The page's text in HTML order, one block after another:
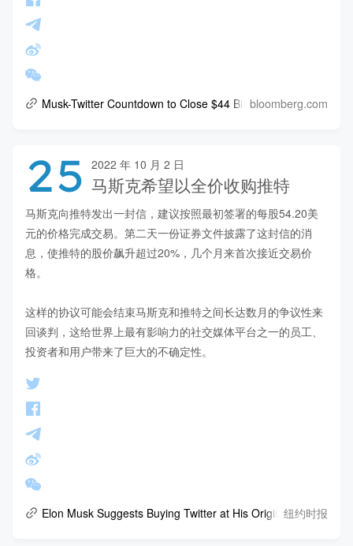
Musk-Twitter Countdown to Close $44 Billion Deal Begins
bloomberg.com
25 2022 年 10 月 2 日
马斯克希望以全价收购推特
马斯克向推特发出一封信，建议按照最初签署的每股54.20美
元的价格完成交易。第二天一份证券文件披露了这封信的消
息，使推特的股价飙升超过20%，几个月来首次接近交易价
格。
这样的协议可能会结束马斯克和推特之间长达数月的争议性来
回谈判，这给世界上最有影响力的社交媒体平台之一的员工、
投资者和用户带来了巨大的不确定性。
Elon Musk Suggests Buying Twitter at His Original Price
纽约时报